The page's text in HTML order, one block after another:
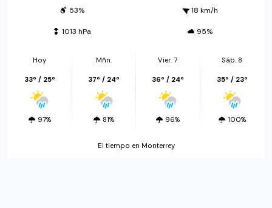
53% 18 km/h
1013 hPa 95%
Hoy
33º / 25º
97%
Mñn.
37º / 24º
81%
Vier. 7
36º / 24º
96%
Sáb. 8
35º / 23º
100%
El tiempo en Monterrey